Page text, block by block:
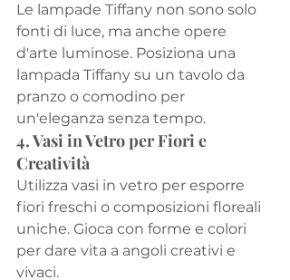
Le lampade Tiffany non sono solo
fonti di luce, ma anche opere
d'arte luminose. Posiziona una
lampada Tiffany su un tavolo da
pranzo o comodino per
un'eleganza senza tempo.
4. Vasi in Vetro per Fiori e
Creatività
Utilizza vasi in vetro per esporre
fiori freschi o composizioni floreali
uniche. Gioca con forme e colori
per dare vita a angoli creativi e
vivaci.